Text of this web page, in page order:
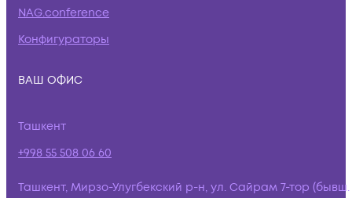
NAG.conference
Конфигураторы
ВАШ ОФИС
Ташкент
+998 55 508 06 60
Ташкент, Мирзо-Улугбекский р-н, ул. Сайрам 7-тор (бывш.